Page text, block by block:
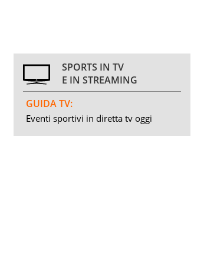
SPORTS IN TV
E IN STREAMING
GUIDA TV:
Eventi sportivi in diretta tv oggi